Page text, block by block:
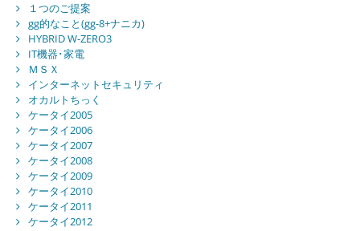
１つのご提案
gg的なこと(gg-8+ナニカ)
HYBRID W-ZERO3
IT機器･家電
ＭＳＸ
インターネットセキュリティ
オカルトちっく
ケータイ2005
ケータイ2006
ケータイ2007
ケータイ2008
ケータイ2009
ケータイ2010
ケータイ2011
ケータイ2012